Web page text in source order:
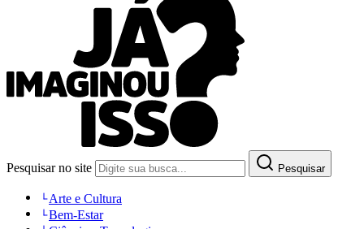
Pesquisar no site Pesquisar
Arte e Cultura
Bem-Estar